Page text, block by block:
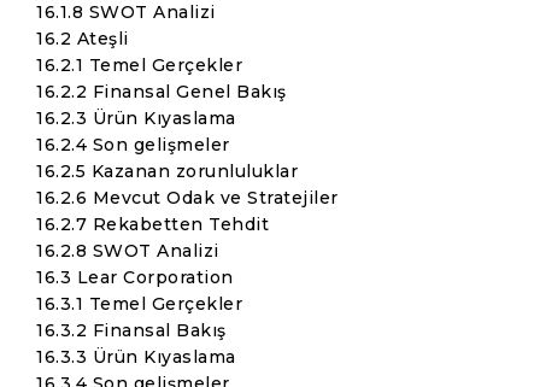
16.1.8 SWOT Analizi
16.2 Ateşli
16.2.1 Temel Gerçekler
16.2.2 Finansal Genel Bakış
16.2.3 Ürün Kıyaslama
16.2.4 Son gelişmeler
16.2.5 Kazanan zorunluluklar
16.2.6 Mevcut Odak ve Stratejiler
16.2.7 Rekabetten Tehdit
16.2.8 SWOT Analizi
16.3 Lear Corporation
16.3.1 Temel Gerçekler
16.3.2 Finansal Bakış
16.3.3 Ürün Kıyaslama